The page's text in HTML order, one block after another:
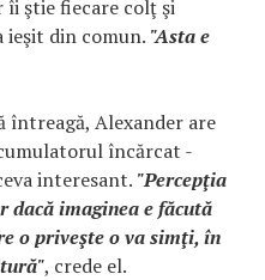
îi ştie fiecare colţ şi
ieşit din comun. "Asta e
Alexander are
încărcat -
interesant. "Percepţia
imaginea e făcută
o priveşte o va simţi, în
, crede el.